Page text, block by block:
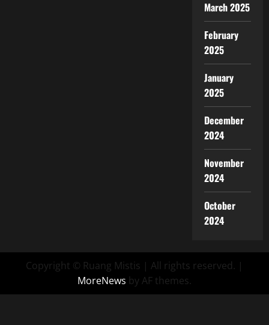
March 2025
February
2025
January
2025
December
2024
November
2024
October
2024
Copyright © Ruang Mistis | All rights reserved. |
MoreNews by AF themes.